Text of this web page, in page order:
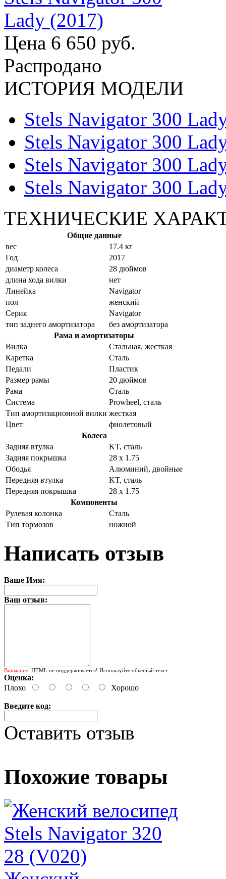
Цена 6 650 руб.
Распродано
ИСТОРИЯ МОДЕЛИ
Stels Navigator 300
Stels Navigator 300
Stels Navigator 300
Stels Navigator 300
ТЕХНИЧЕСКИЕ
Общие данные
вес
17.4 кг
Год
2017
диаметр колеса
28 дюймов
длина хода вилки
нет
Линейка
Navigator
пол
женский
Серия
Navigator
тип заднего амортизатора
без амортизатора
Рама и амортизаторы
Вилка
Стальная, жесткая
Каретка
Сталь
Педали
Пластик
Размер рамы
20 дюймов
Рама
Сталь
Система
Prowheel, сталь
Тип амортизационной вилки жесткая
Цвет
фиолетовый
Колеса
Задняя втулка
KT, сталь
Задняя покрышка
28 x 1.75
Ободья
Алюминий, двойные
Передняя втулка
KT, сталь
Передняя покрышка
28 x 1.75
Компоненты
Рулевая колонка
Сталь
Тип тормозов
ножной
Написать отзыв
Ваше Имя:
Ваш отзыв:
Внимание: HTML не поддерживается! Используйте обычный текст.
Оценка:
Плохо
Хорошо
Введите код:
Оставить отзыв
Похожие товары